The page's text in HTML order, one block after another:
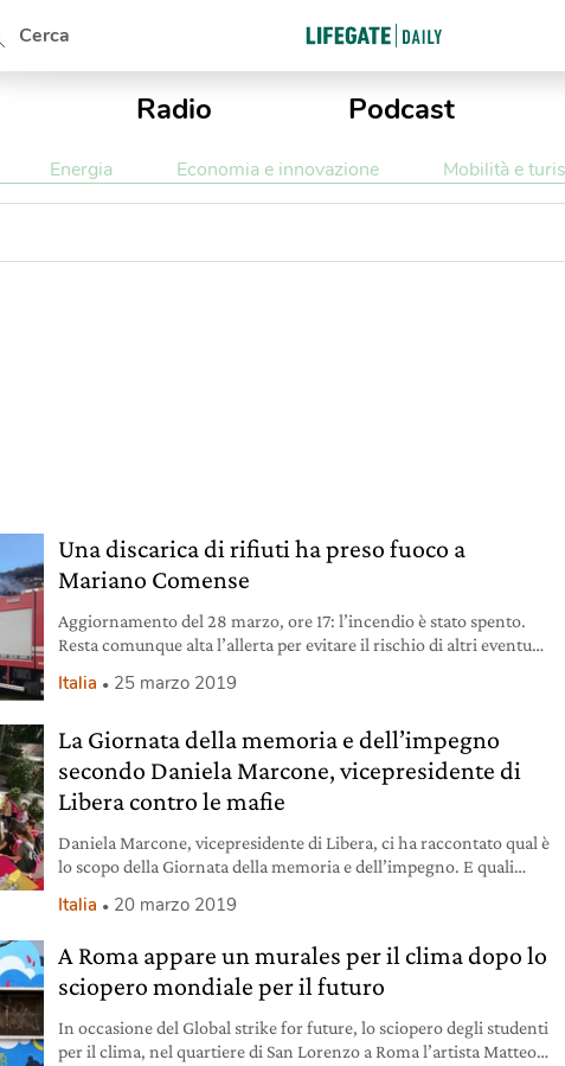
Cerca
Radio Podcast
Energia Economia e innovazione Mobilità e
Una discarica di rifiuti ha preso fuoco a
Mariano Comense
Aggiornamento del 28 marzo, ore 17: l’incendio è stato spento.
Resta comunque alta l’allerta per evitare il rischio di altri eventuali
regionale al fine di verificare la qualità dell’aria. Rifiuti in fiamme
L’allarme è scattato poco prima
Italia 25 marzo 2019
La Giornata della memoria e dell’impegno
secondo Daniela Marcone, vicepresidente di
Libera contro le mafie
Daniela Marcone, vicepresidente di Libera, ci ha raccontato qual è
lo scopo della Giornata della memoria e dell’impegno. E quali
Italia 20 marzo 2019
A Roma appare un murales per il clima dopo lo
sciopero mondiale per il futuro
In occasione del Global strike for future, lo sciopero degli studenti
per il clima, nel quartiere di San Lorenzo a Roma l’artista Matteo